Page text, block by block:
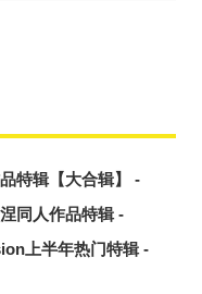
特辑【大合辑】 -
同人作品特辑 -
上半年热门特辑 -